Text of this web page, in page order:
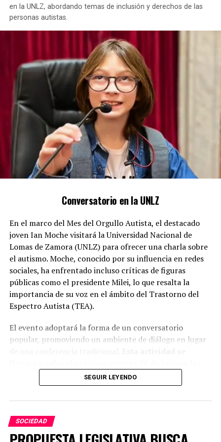
El MPA aclaró que la identidad del hombre condenado se
preserva para evitar la revictimización de sus hijas,
quienes tienen el mismo apellido.
TEMAS RELACIONADOS: ABUSO SEXUAL SANTA FE
PRÓXIMO ARTÍCULO
MISIONES SERÁ SEDE DEL 15 ENCUENTRO DE NACIONES Y
PUEBLOS ORIGINARIOS
NO TE PIERDAS
DOS INCENDIOS FORESTALES SE REGISTRAN EN LAS ZONAS
SERRANAS DE CÓRDOBA
en la UNLZ, abordando temas de inclusión y derechos de las
personas autistas.
Conversatorio en la UNLZ
En el marco del Mes del Orgullo Autista, el destacado
joven Ian Moche visitará la Universidad Nacional de
Lomas de Zamora (UNLZ) para ofrecer una charla sobre
el autismo. Moche, conocido por su influencia en redes
sociales, ha enfrentado incluso críticas de figuras
públicas como el presidente Milei, lo que resalta la
importancia de su voz en el ámbito del Trastorno del
Espectro Autista (TEA).
El evento adoptará la forma de un conversatorio
popular, promoviendo un ambiente de diálogo en lugar
16:30 en el Salón D de la Facultad de Ciencias
Sociales.
SEGUIR LEYENDO
SOCIEDAD